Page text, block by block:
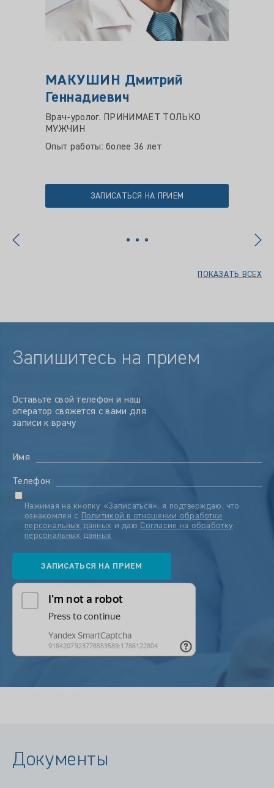
МАКУШИН Дмитрий
Геннадиевич
Врач-уролог. ПРИНИМАЕТ ТОЛЬКО
МУЖЧИН
Опыт работы: более 36 лет
ЗАПИСАТЬСЯ НА ПРИЕМ
ПОКАЗАТЬ ВСЕХ
Запишитесь на прием
Оставьте свой телефон и наш
оператор свяжется с вами для
записи к врачу
Имя
Телефон
Нажимая на кнопку «Записаться», я подтверждаю, что
ознакомлен с
Политикой в отношении обработки
персональных данных и даю Согласие на обработку
персональных данных
Документы